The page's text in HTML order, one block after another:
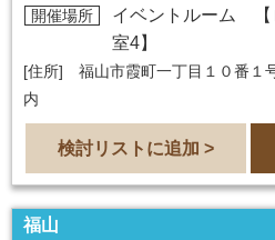
開催場所 イベントルーム 【
室4】
[住所] 福山市霞町一丁目１０番
内
検討リストに追加 >
福山